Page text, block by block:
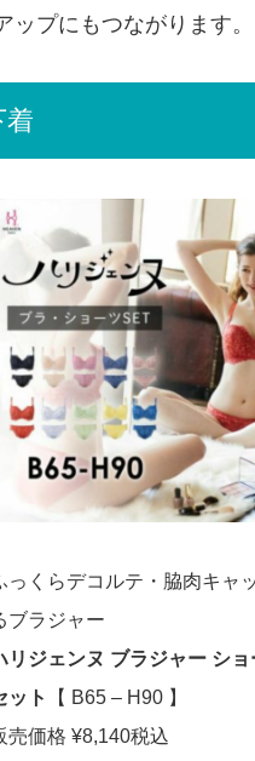
プにもつながります。
着
っくらデコルテ・脇肉キャ
ブラジャー
リジェンヌ ブラジャー ショ
ット
【 B65 – H90 】
売価格 ¥8,140税込